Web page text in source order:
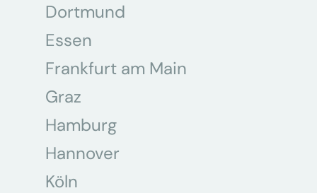
Dortmund
Essen
Frankfurt am Main
Graz
Hamburg
Hannover
Köln